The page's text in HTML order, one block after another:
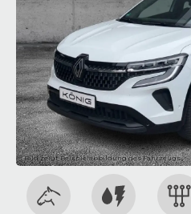
Bild zeigt Beispielabbildung des Fahrzeugs